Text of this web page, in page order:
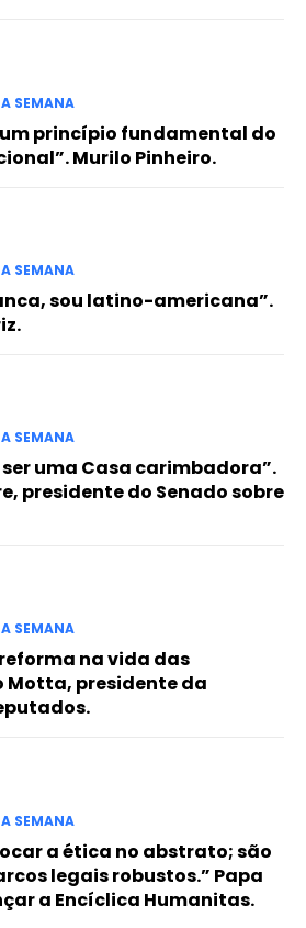
SEMANA
um princípio fundamental do
Murilo Pinheiro.
SEMANA
sou latino-americana”.
SEMANA
uma Casa carimbadora”.
presidente do Senado sobre
SEMANA
reforma na vida das
Motta, presidente da
SEMANA
a ética no abstrato; são
legais robustos.” Papa
a Encíclica Humanitas.